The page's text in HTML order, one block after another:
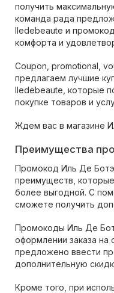
получить
команда рада
Iledebeaute и
комфорта и
Coupon, promotional,
предлагаем лучшие
Iledebeaute, которые
покупке товаров и
Ждем вас в магазине
Преимущества
Промокод Иль Де
преимуществ,
более выгодной. С
сможете получить
Промокоды Иль Де
оформлении заказа на
предложено ввести
дополнительную
Кроме того, при